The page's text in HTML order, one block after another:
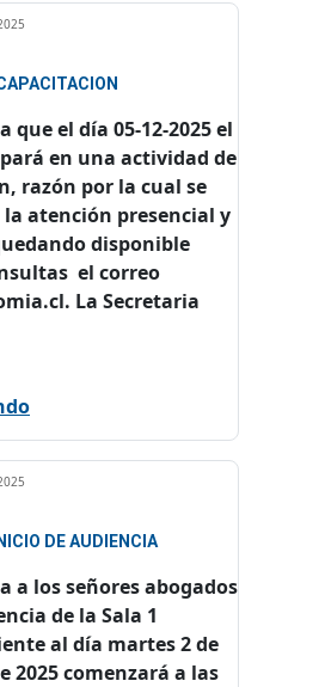
que el día 05-12-2025 el
en una actividad de
razón por la cual se
atención presencial y
disponible
el correo
La Secretaria
DE AUDIENCIA
a los señores abogados
de la Sala 1
al día martes 2 de
2025 comenzará a las